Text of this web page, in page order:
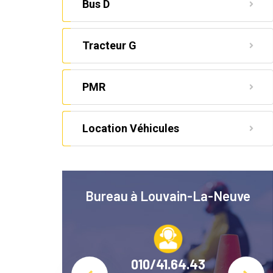
Bus D
Tracteur G
PMR
Location Véhicules
Bureau à Louvain-La-Neuve
010/41.64.43